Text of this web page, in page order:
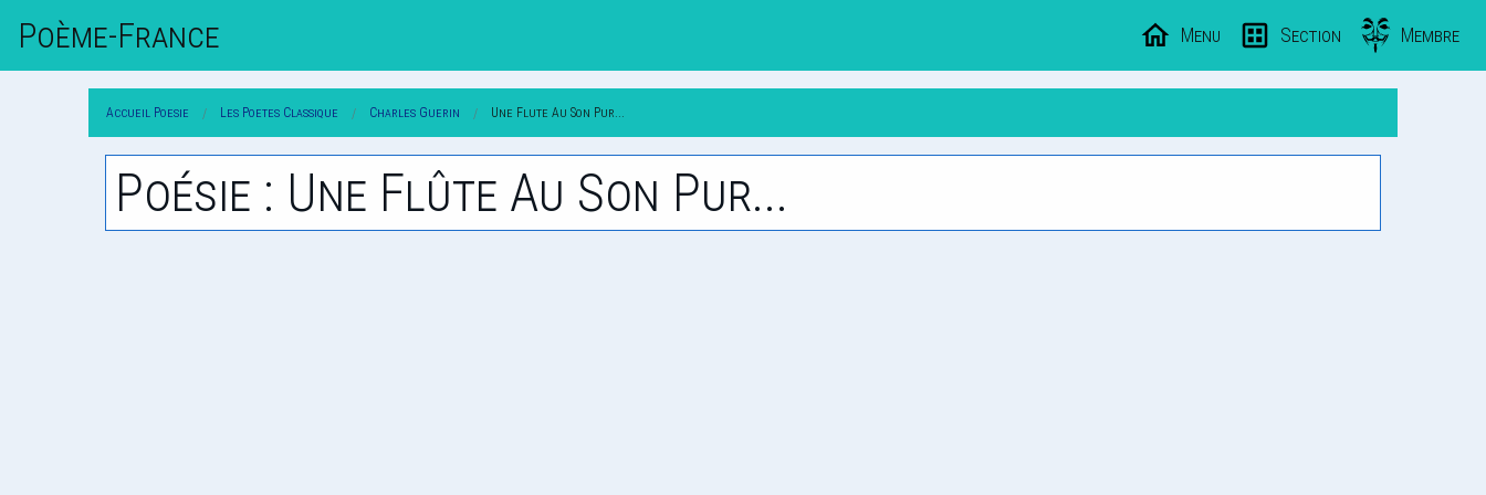
Poème-FrAnce Menu Section Membre
Accueil Poesie Les Poetes Classique Charles Guerin Une Flute Au Son Pur...
Poésie : Une Flûte Au Son Pur...